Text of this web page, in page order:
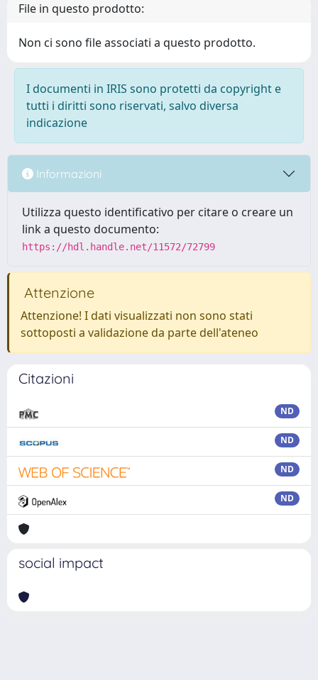
File in questo prodotto:
Non ci sono file associati a questo prodotto.
I documenti in IRIS sono protetti da copyright e
tutti i diritti sono riservati, salvo diversa
indicazione
Informazioni
Utilizza questo identificativo per citare o creare un
link a questo documento:
https://hdl.handle.net/11572/72799
Attenzione
Attenzione! I dati visualizzati non sono stati
sottoposti a validazione da parte dell'ateneo
Citazioni
ND
ND
ND
ND
social impact